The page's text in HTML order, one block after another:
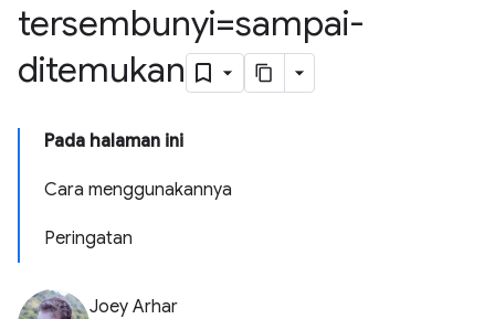
tersembunyi=sampai-
ditemukan
Pada halaman ini
Cara menggunakannya
Peringatan
Joey Arhar